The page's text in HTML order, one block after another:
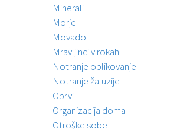
Minerali
Morje
Movado
Mravljinci v rokah
Notranje oblikovanje
Notranje žaluzije
Obrvi
Organizacija doma
Otroške sobe